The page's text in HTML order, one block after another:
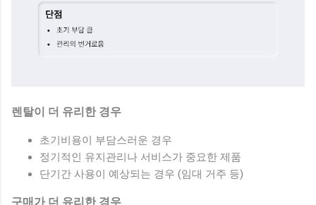
렌탈이 더 유리한 경우
초기비용이 부담스러운 경우
정기적인 유지관리나 서비스가 중요한 제품
단기간 사용이 예상되는 경우 (임대 거주 등)
구매가 더 유리한 경우